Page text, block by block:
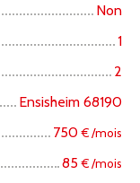
Non
1
2
Ensisheim 68190
750€ /mois
85€ /mois